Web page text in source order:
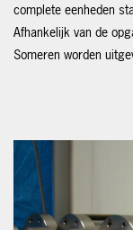
complete eenheden
Afhankelijk van de
Someren worden